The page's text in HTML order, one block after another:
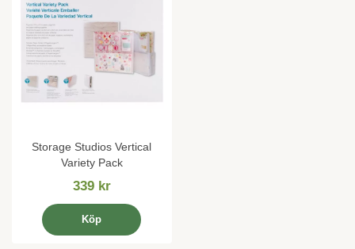
Storage Studios Vertical
Variety Pack
339 kr
Köp